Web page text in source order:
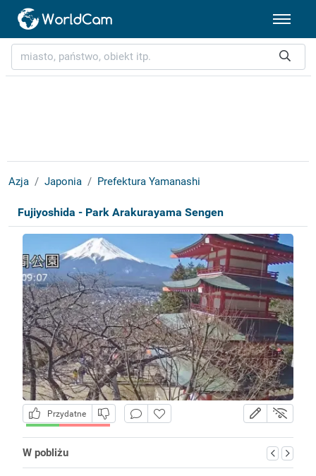
Azja Japonia Prefektura Yamanashi
Fujiyoshida - Park Arakurayama Sengen
Przydatne
W pobliżu